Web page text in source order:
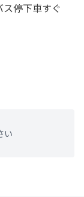
ス停下車すぐ
い